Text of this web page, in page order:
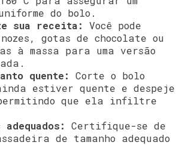
do bolo.
sua receita:
Você pode
gotas de chocolate ou
à massa para uma versão
quente:
Corte o bolo
estiver quente e despeje
que ela infiltre
Certifique-se de
de tamanho adequado